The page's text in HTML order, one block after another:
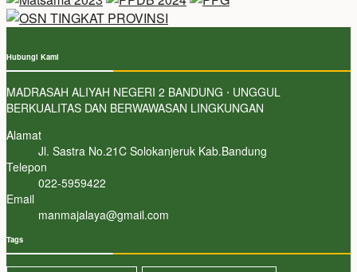
Hubungi Kami
MADRASAH ALIYAH NEGERI 2 BANDUNG ⋅ UNGGUL
BERKUALITAS DAN BERWAWASAN LINGKUNGAN
Alamat
Jl. Sastra No.21C Solokanjeruk Kab.Bandung
Telepon
022-5959422
Email
manmajalaya@gmail.com
Tags